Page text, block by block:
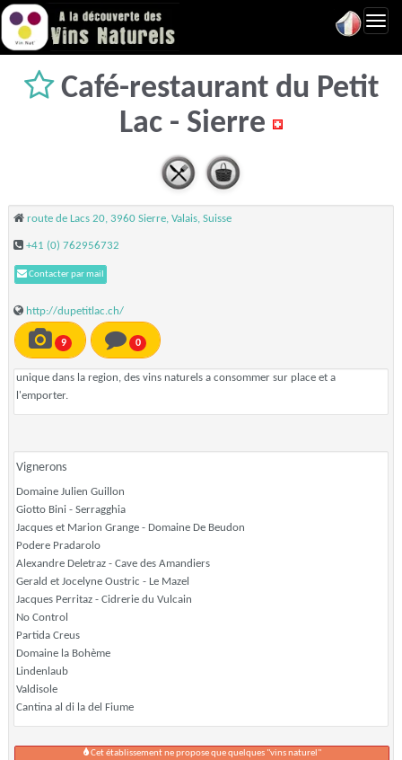
Café-restaurant du Petit
Lac - Sierre
route de Lacs 20, 3960 Sierre, Valais, Suisse
+41 (0) 762956732
Contacter par mail
http://dupetitlac.ch/
9 0
unique dans la region, des vins naturels a consommer sur place et a
l'emporter.
Vignerons
Domaine Julien Guillon
Giotto Bini - Serragghia
Jacques et Marion Grange - Domaine De Beudon
Podere Pradarolo
Alexandre Deletraz - Cave des Amandiers
Gerald et Jocelyne Oustric - Le Mazel
Jacques Perritaz - Cidrerie du Vulcain
No Control
Partida Creus
Domaine la Bohème
Lindenlaub
Valdisole
Cantina al di la del Fiume
Cet établissement ne propose que quelques "vins naturel"